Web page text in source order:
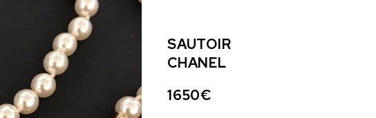
SAUTOIR
CHANEL
1650€